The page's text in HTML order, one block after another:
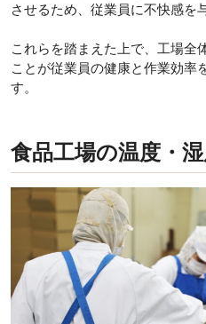
させるため、従業員に不快感を
これらを踏まえた上で、工場全
ことが従業員の健康と作業効率
す。
食品工場の温度・